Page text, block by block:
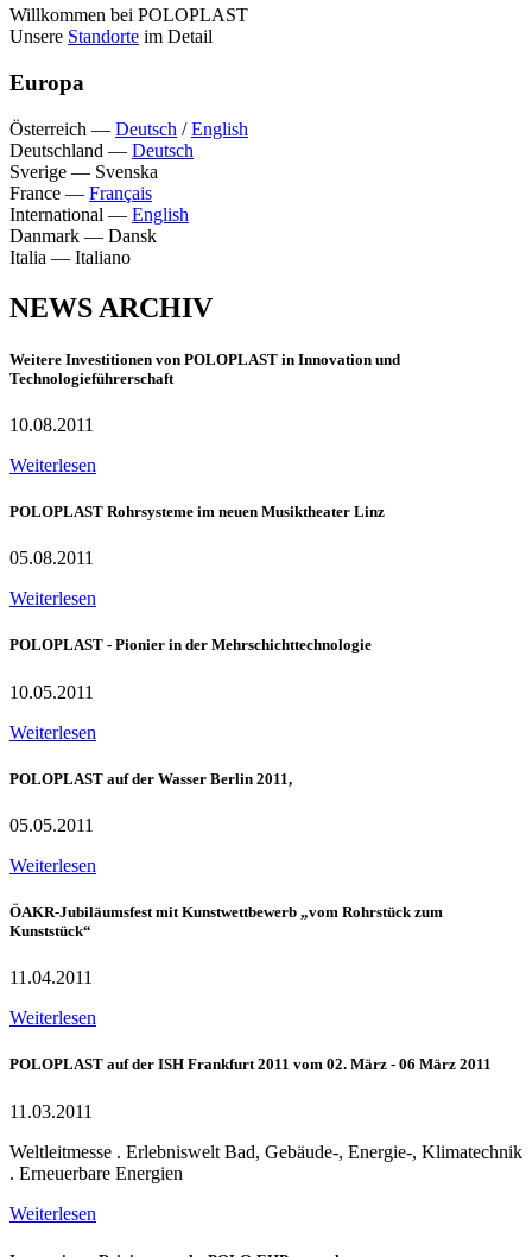
Willkommen bei POLOPLAST
Unsere Standorte im Detail
Europa
Österreich — Deutsch /English
Deutschland — Deutsch
Sverige — Svenska
France — Français
International — English
Danmark — Dansk
Italia — Italiano
NEWS ARCHIV
Weitere Investitionen von POLOPLAST in Innovation und
Technologieführerschaft
10.08.2011
Weiterlesen
POLOPLAST Rohrsysteme im neuen Musiktheater Linz
05.08.2011
Weiterlesen
POLOPLAST - Pionier in der Mehrschichttechnologie
10.05.2011
Weiterlesen
POLOPLAST auf der Wasser Berlin 2011,
05.05.2011
Weiterlesen
ÖAKR-Jubiläumsfest mit Kunstwettbewerb „vom Rohrstück zum
Kunststück“
11.04.2011
Weiterlesen
POLOPLAST auf der ISH Frankfurt 2011 vom 02. März - 06 März 2011
11.03.2011
Weltleitmesse . Erlebniswelt Bad, Gebäude-, Energie-, Klimatechnik
. Erneuerbare Energien
Weiterlesen